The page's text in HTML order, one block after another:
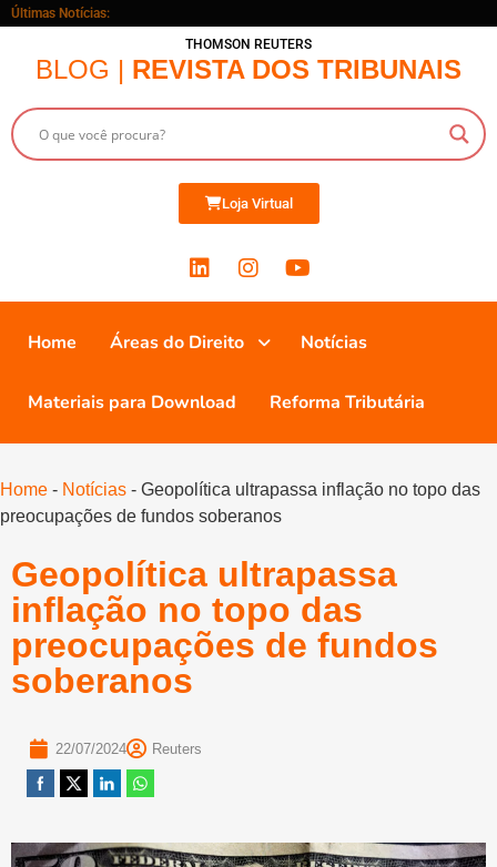
Últimas Notícias:
THOMSON REUTERS
BLOG | REVISTA DOS TRIBUNAIS
Loja Virtual
Home Áreas do Direito Notícias
Materiais para Download Reforma Tributária
Home - Notícias - Geopolítica ultrapassa inflação no topo das
preocupações de fundos soberanos
Geopolítica ultrapassa
inflação no topo das
preocupações de fundos
soberanos
22/07/2024 Reuters